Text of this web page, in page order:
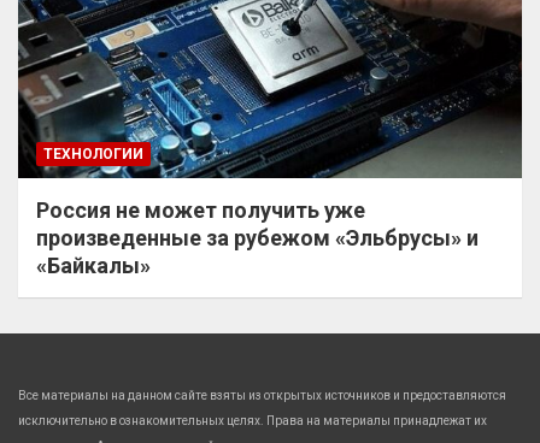
ТЕХНОЛОГИИ
Россия не может получить уже
произведенные за рубежом «Эльбрусы» и
«Байкалы»
Все материалы на данном сайте взяты из открытых источников и предоставляются
исключительно в ознакомительных целях. Права на материалы принадлежат их